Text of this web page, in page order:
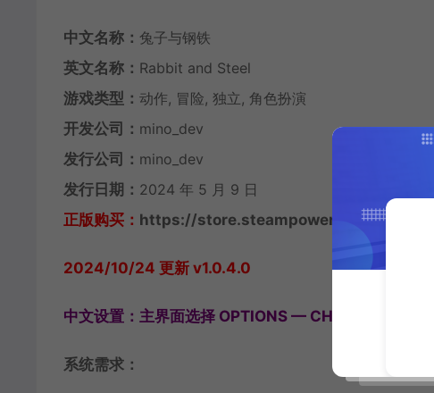
中文名称： 兔子与钢铁
英文名称： Rabbit and Steel
游戏类型： 动作, 冒险, 独立, 角色扮演
开发公司： mino_dev
发行公司： mino_dev
发行日期： 2024 年 5 月 9 日
正版购买： https://store.steampowered.com/app/
2024/10/24 更新 v1.0.4.0
中文设置：主界面选择 OPTIONS — CHANAGE
系统需求：